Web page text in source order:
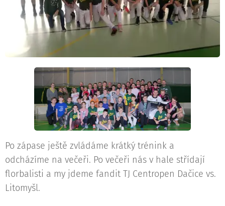
Po zápase ještě zvládáme krátký trénink a
odcházíme na večeři. Po večeři nás v hale střídají
florbalisti a my jdeme fandit TJ Centropen Dačice vs.
Litomyšl.